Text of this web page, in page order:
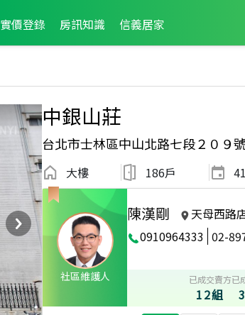
實價登錄 房訊知識 信義居家
中銀山莊
台北市士林區中山北路七段２０９
大樓 186戶 41
社區維護人
陳漢剛
天母西路
0910964333 02-
2020年9月龍虎榜
已成交賣方
12組
已